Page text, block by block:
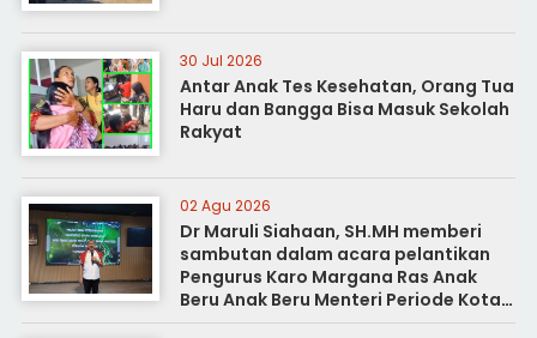
30 Jul 2026
Antar Anak Tes Kesehatan, Orang Tua
Haru dan Bangga Bisa Masuk Sekolah
Rakyat
02 Agu 2026
Dr Maruli Siahaan, SH.MH memberi
sambutan dalam acara pelantikan
Pengurus Karo Margana Ras Anak
Beru Anak Beru Menteri Periode Kota
Medan